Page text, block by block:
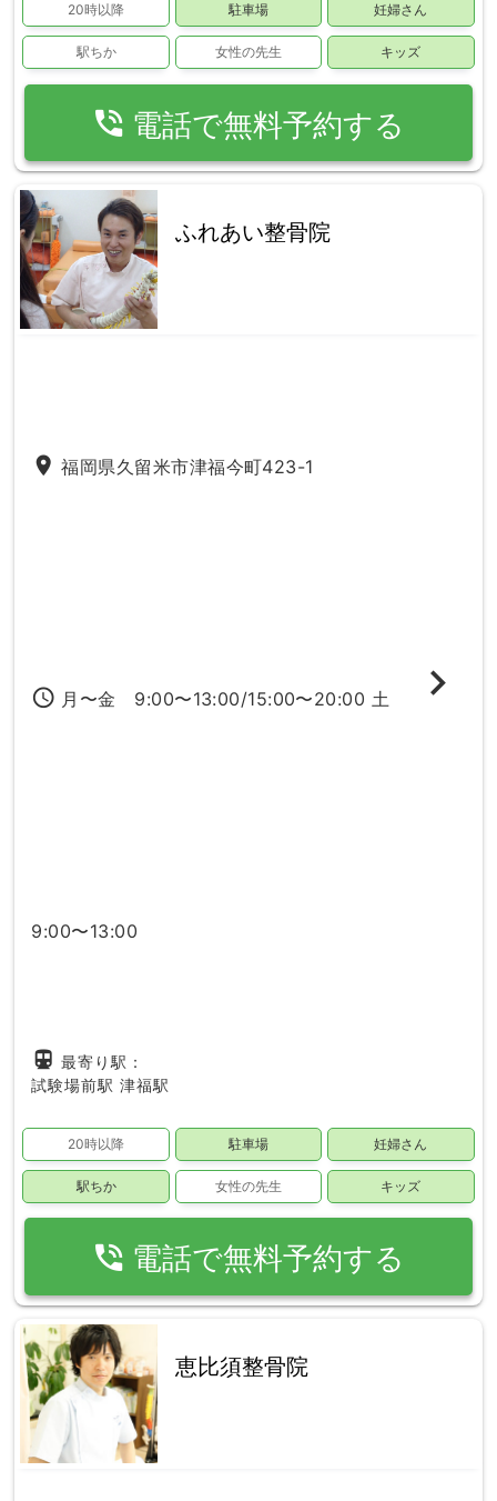
20時以降 駐車場 妊婦さん
駅ちか 女性の先生 キッズ
phone_in_talk 電話で無料予約する
ふれあい整骨院
place 福岡県久留米市津福今町423-1
access_time 月〜金 9:00〜13:00/15:00〜20:00 土
9:00〜13:00
directions_subway 最寄り駅：
試験場前駅 津福駅
20時以降 駐車場 妊婦さん
駅ちか 女性の先生 キッズ
phone_in_talk 電話で無料予約する
恵比須整骨院